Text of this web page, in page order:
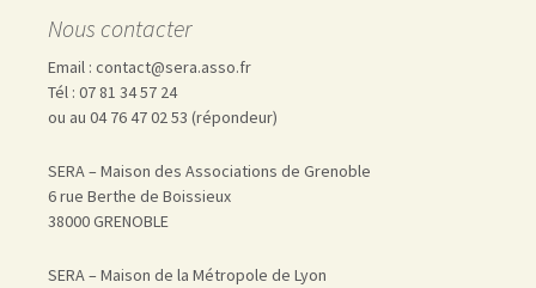
Nous contacter
Email : contact@sera.asso.fr
Tél : 07 81 34 57 24
ou au 04 76 47 02 53 (répondeur)
SERA – Maison des Associations de Grenoble
6 rue Berthe de Boissieux
38000 GRENOBLE
SERA – Maison de la Métropole de Lyon